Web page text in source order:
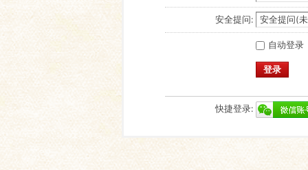
安全提问:
自动登录
登录
快捷登录: